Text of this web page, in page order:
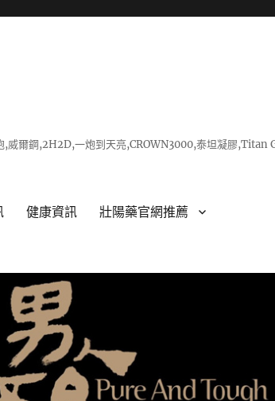
,威爾鋼,2H2D,一炮到天亮,CROWN3000,泰坦凝膠
健康資訊 壯陽藥官網推薦